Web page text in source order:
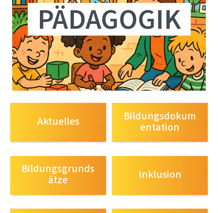
PÄDAGOGIK
Aktuelles Bildungsdokum
entation
Bildungsgrunds
ätze Inklusion